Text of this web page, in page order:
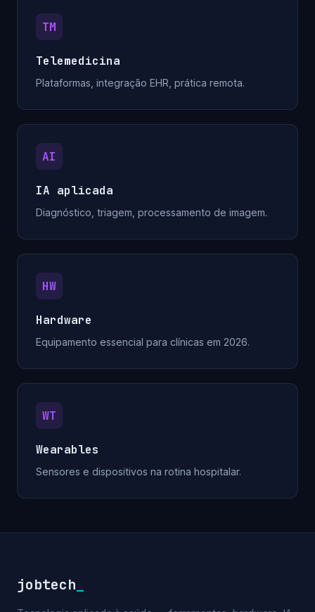
TM
Telemedicina
Plataformas, integração EHR, prática remota.
AI
IA aplicada
Diagnóstico, triagem, processamento de imagem.
HW
Hardware
Equipamento essencial para clínicas em 2026.
WT
Wearables
Sensores e dispositivos na rotina hospitalar.
jobtech